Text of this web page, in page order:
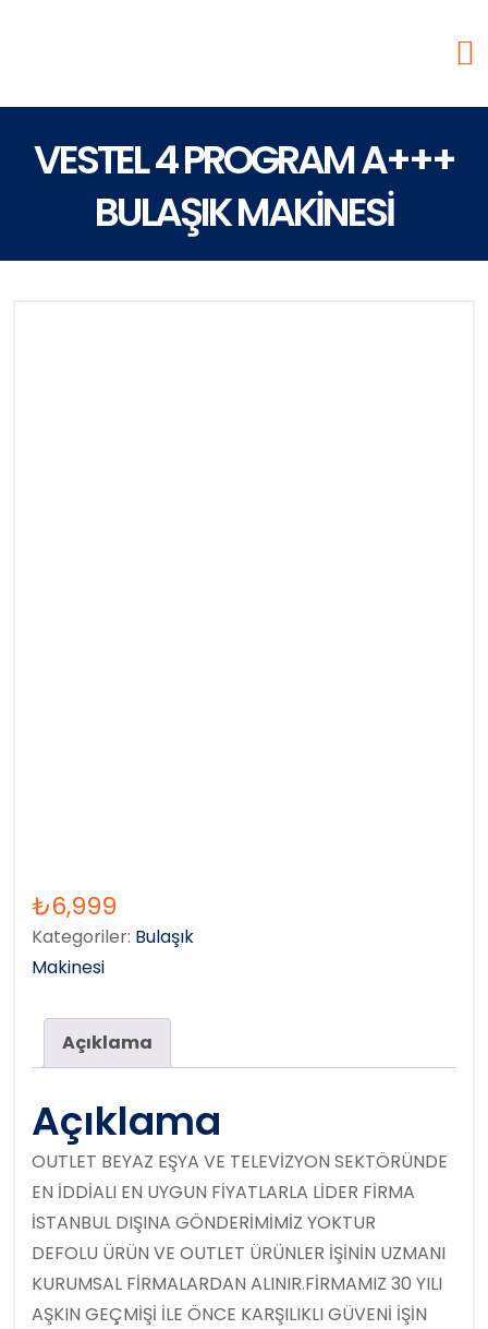
VESTEL 4 PROGRAM A+++
BULAŞIK MAKİNESİ
₺6,999
Kategoriler: Bulaşık
Makinesi
Açıklama
Açıklama
OUTLET BEYAZ EŞYA VE TELEVİZYON SEKTÖRÜNDE
EN İDDİALI EN UYGUN FİYATLARLA LİDER FİRMA
İSTANBUL DIŞINA GÖNDERİMİMİZ YOKTUR
DEFOLU ÜRÜN VE OUTLET ÜRÜNLER İŞİNİN UZMANI
KURUMSAL FİRMALARDAN ALINIR.FİRMAMIZ 30 YILI
AŞKIN GEÇMİŞİ İLE ÖNCE KARŞILIKLI GÜVENİ İŞİN